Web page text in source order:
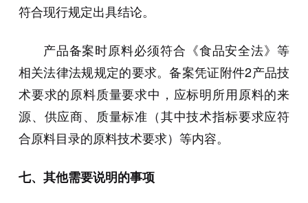
符合现行规定出具结论。
产品备案时原料必须符合《食品安全法》等
相关法律法规规定的要求。备案凭证附件2产品技
术要求的原料质量要求中，应标明所用原料的来
源、供应商、质量标准（其中技术指标要求应符
合原料目录的原料技术要求）等内容。
七、其他需要说明的事项